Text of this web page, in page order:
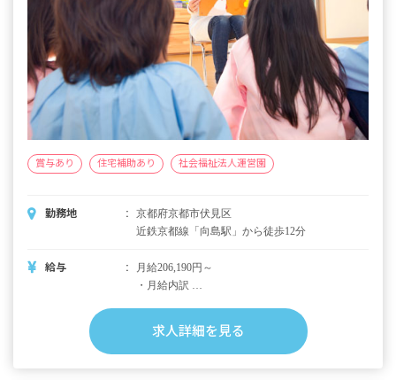
賞与あり 住宅補助あり 社会福祉法人運営園
勤務地
京都府京都市伏見区
近鉄京都線「向島駅」から徒歩12分
給与
月給206,190円～
・月給内訳
住宅手当 30,000円（採用後5年間,賃貸住宅居
住者を対象に,家賃月額の2分の1）
扶養手当 10,000円（配偶者）
求人詳細を見る